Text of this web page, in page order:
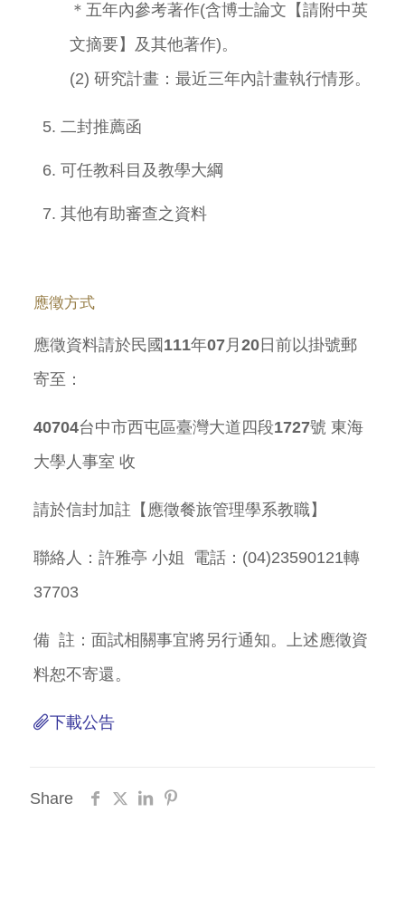
＊五年內參考著作(含博士論文【請附中英
文摘要】及其他著作)。
(2) 研究計畫：最近三年內計畫執行情形。
二封推薦函
可任教科目及教學大綱
其他有助審查之資料
應徵方式
應徵資料請於 民國111年07月20日前 以掛號郵
寄至：
40704台中市西屯區臺灣大道四段1727號 東海
大學人事室 收
請於信封加註【應徵餐旅管理學系教職】
聯絡人：許雅亭 小姐 電話：(04)23590121轉
37703
備 註：面試相關事宜將另行通知。上述應徵資
料恕不寄還。
下載公告
Share